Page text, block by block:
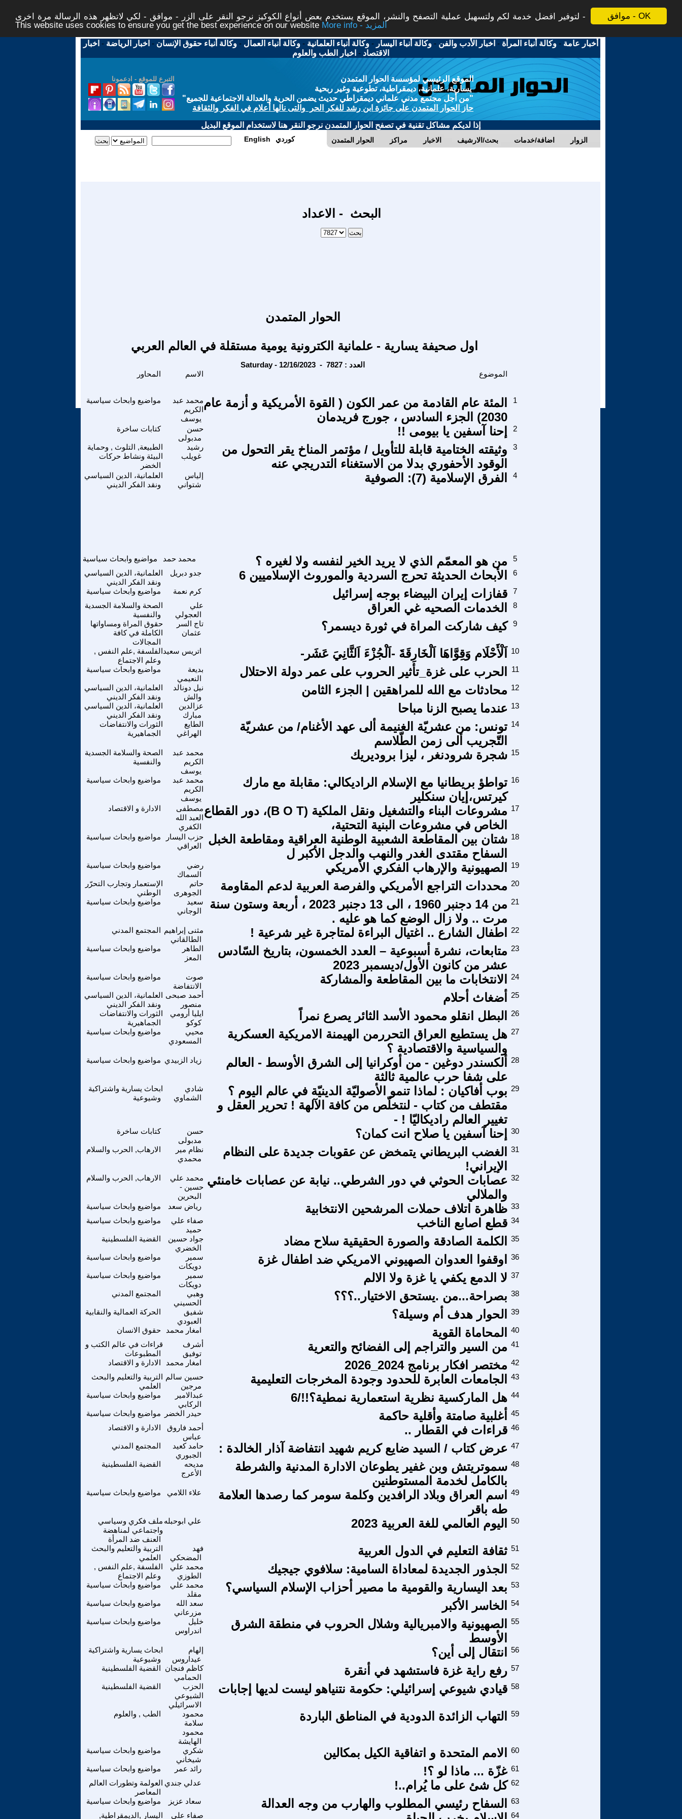
موافق - OK
لتوفير افضل خدمة لكم ولتسهيل عملية التصفح والنشر، الموقع يستخدم بعض أنواع الكوكيز نرجو النقر على الزر - موافق - لكي لاتظهر هذه الرسالة مرة اخرى -
This website uses cookies to ensure you get the best experience on our website
More info - المزيد
أخبار عامة -وكالة أنباء المرأة - اخبار الأدب والفن -وكالة أنباء اليسار -وكالة أنباء العلمانية -وكالة أنباء العمال -وكالة أنباء حقوق الإنسان - اخبار الرياضة - اخبار
الاقتصاد - اخبار الطب والعلوم
التبرع للموقع - ادعمونا
الموقع الرئيسي لمؤسسة الحوار المتمدن
يسارية، علمانية، ديمقراطية، تطوعية وغير ربحية
"من أجل مجتمع مدني علماني ديمقراطي حديث يضمن الحرية والعدالة الاجتماعية للجميع"
حاز الحوار المتمدن على جائزة ابن رشد للفكر الحر والتى نالها أعلام في الفكر والثقافة
إذا لديكم مشاكل تقنية في تصفح الحوار المتمدن نرجو النقر هنا لاستخدام الموقع البديل
الحوار المتمدن مراكز الاخبار بحث/الارشيف اضافة/خدمات الزوار English كوردي
البحث - الاعداد
الحوار المتمدن
اول صحيفة يسارية - علمانية الكترونية يومية مستقلة في العالم العربي
Saturday - 12/16/2023 - العدد : 7827
الاسم الموضوع
مواضيع وابحاث سياسية
محمد عبد
الكريم
يوسف
المئة عام القادمة من عمر الكون ( القوة الأمريكية و أزمة عام
2030) الجزء السادس ، جورج فريدمان
1
كتابات ساخرة
حسن
مدبولى
إحنا آسفين يا بيومى !! 2
الطبيعة, التلوث , وحماية
البيئة ونشاط حركات
الخضر
رشيد
غويلب
وثيقته الختامية قابلة للتأويل / مؤتمر المناخ يقر التحول من
الوقود الأحفوري بدلا من الاستغناء التدريجي عنه
3
العلمانية، الدين السياسي
ونقد الفكر الديني
إلياس
شتواني
الفرق الإسلامية (7): الصوفية 4
مواضيع وابحاث سياسية محمد حمد من هو المعمّم الذي لا يريد الخير لنفسه ولا لغيره ؟
5
العلمانية، الدين السياسي
ونقد الفكر الديني
جدو دبريل الأبحاث الحديثة تحرج السردية والموروث الإسلاميين 6 6
مواضيع وابحاث سياسية كرم نعمة قفازات إيران البيضاء بوجه إسرائيل
7
الصحة والسلامة الجسدية
والنفسية
علي
العجولي
الخدمات الصحيه غي العراق 8
حقوق المراة ومساواتها
الكاملة في كافة
المجالات
تاج السر
عثمان
كيف شاركت المراة في ثورة ديسمر؟ 9
الفلسفة ,علم النفس ,
وعلم الاجتماع
اتريس سعيد اَلْأَحْلَام وَقِوَّاهَا اَلْخَارِقَةَ -اَلْجُزْءَ اَلثَّانِيَ عَشَر- 10
مواضيع وابحاث سياسية
بديعة
النعيمي
الحرب على غزة_تأثير الحروب على عمر دولة الاحتلال 11
العلمانية، الدين السياسي
ونقد الفكر الديني
نيل دونالد
والش
محادثات مع الله للمراهقين | الجزء الثامن 12
العلمانية، الدين السياسي
ونقد الفكر الديني
عزالدين
مبارك
عندما يصبح الزنا مباحا 13
الثورات والانتفاضات
الجماهيرية
الطايع
الهراغي
تونس: من عشريّة الغنيمة ألى عهد الأغنام/ من عشريّة
التّجريب ألى زمن الطّلاسم
14
الصحة والسلامة الجسدية
والنفسية
محمد عبد
الكريم
يوسف
شجرة شرودنغر ، ليزا بروديريك 15
مواضيع وابحاث سياسية
محمد عبد
الكريم
يوسف
تواطؤ بريطانيا مع الإسلام الراديكالي: مقابلة مع مارك
كيرتس،إيان سنكلير
16
الادارة و الاقتصاد
مصطفى
العبد الله
الكفري
مشروعات البناء والتشغيل ونقل الملكية (B O T)، دور القطاع
الخاص في مشروعات البنية التحتية،
17
مواضيع وابحاث سياسية
حزب اليسار
العراقي
شتان بين المقاطعة الشعبية الوطنية العراقية ومقاطعة الخبل
السفاح مقتدى الغدر والنهب والدجل الأكبر ل
18
مواضيع وابحاث سياسية
رضي
السماك
الصهيونية والإرهاب الفكري الأمريكي 19
الإستعمار وتجارب التحرّر
الوطني
حاتم
الجوهرى
محددات التراجع الأمريكي والفرصة العربية لدعم المقاومة 20
مواضيع وابحاث سياسية
سعيد
الوجاني
من 14 دجنبر 1960 ، الى 13 دجنبر 2023 ، أربعة وستون سنة
مرت .. ولا زال الوضع كما هو عليه .
21
المجتمع المدني مثنى إبراهيم
الطالقاني
اطفال الشارع .. اغتيال البراءة لمتاجرة غير شرعية ! 22
مواضيع وابحاث سياسية
الطاهر
المعز
متابعات، نشرة أسبوعية – العدد الخمسون، بتاريخ السّادس
عشر من كانون الأول/ديسمبر 2023
23
مواضيع وابحاث سياسية
صوت
الانتفاضة
الانتخابات ما بين المقاطعة والمشاركة 24
العلمانية، الدين السياسي
ونقد الفكر الديني
أحمد صبحى
منصور
أضغاث أحلام 25
الثورات والانتفاضات
الجماهيرية
ايليا أرومي
كوكو
البطل انقلو محمود الأسد الثائر يصرع نمراً 26
مواضيع وابحاث سياسية
محيي
المسعودي
هل يستطيع العراق التحررمن الهيمنة الامريكية العسكرية
والسياسية والاقتصادية ؟
27
مواضيع وابحاث سياسية زياد الزبيدي
ألكسندر دوغين - من أوكرانيا إلى الشرق الأوسط - العالم
على شفا حرب عالمية ثالثة
28
ابحاث يسارية واشتراكية
وشيوعية
شادي
الشماوي
بوب أفاكيان : لماذا تنمو الأصوليّة الدينيّة في عالم اليوم ؟
مقتطف من كتاب - لنتخلّص من كافة الآلهة ! تحرير العقل و
تغيير العالم راديكاليّا ! -
29
كتابات ساخرة
حسن
مدبولى
إحنا آسفين يا صلاح انت كمان؟ 30
الارهاب, الحرب والسلام
نظام مير
محمدي
الغضب البريطاني يتمخض عن عقوبات جديدة على النظام
الإيراني!
31
الارهاب, الحرب والسلام
محمد علي
حسين -
البحرين
عصابات الحوثي في دور الشرطي.. نيابة عن عصابات خامنئي
والملالي
32
مواضيع وابحاث سياسية رياض سعد ظاهرة اتلاف حملات المرشحين الانتخابية 33
مواضيع وابحاث سياسية
صفاء علي
حميد
قطع اصابع الناخب 34
القضية الفلسطينية
جواد حسين
الخضري
الكلمة الصادقة والصورة الحقيقية سلاح مضاد 35
مواضيع وابحاث سياسية
سمير
دويكات
اوقفوا العدوان الصهيوني الامريكي ضد اطفال غزة 36
مواضيع وابحاث سياسية
سمير
دويكات
لا الدمع يكفي يا غزة ولا الالم 37
المجتمع المدني
وهبي
الحسيني
بصراحة...من .يستحق الاختيار..؟؟؟ 38
الحركة العمالية والنقابية
شفيق
العبودي
الحوار هدف أم وسيلة؟ 39
حقوق الانسان امغار محمد المحاماة القوية
40
قراءات في عالم الكتب و
المطبوعات
أشرف
توفيق
من السير والتراجم إلى الفضائح والتعرية 41
الادارة و الاقتصاد امغار محمد مختصر افكار برنامج 2024_2026 42
التربية والتعليم والبحث
العلمي
حسين سالم
مرجين
الجامعات العابرة للحدود وجودة المخرجات التعليمية 43
مواضيع وابحاث سياسية
عبدالامير
الركابي
هل الماركسية نظرية استعمارية نمطية؟!!/6 44
مواضيع وابحاث سياسية حيدر الخضر أغلبية صامتة وأقلية حاكمة
45
الادارة و الاقتصاد
أحمد فاروق
عباس
قراءات في القطار .. 46
المجتمع المدني
حامد كعيد
الجبوري
عرض كتاب / السيد ضايع كريم شهيد انتفاضة آذار الخالدة : 47
القضية الفلسطينية
مديحه
الأعرج
سموتريتش وبن غفير يطوعان الادارة المدنية والشرطة
بالكامل لخدمة المستوطنين
48
مواضيع وابحاث سياسية علاء اللامي
اسم العراق وبلاد الرافدين وكلمة سومر كما رصدها العلامة
طه باقر
49
ملف فكري وسياسي
واجتماعي لمناهضة
العنف ضد المرأة
علي ابوحبله اليوم العالمي للغة العربية 2023 50
التربية والتعليم والبحث
العلمي
فهد
المضحكي
ثقافة التعليم في الدول العربية 51
الفلسفة ,علم النفس ,
وعلم الاجتماع
محمد علي
الطوزي
الجذور الجديدة لمعاداة السامية: سلافوي جيجيك 52
مواضيع وابحاث سياسية
محمد علي
مقلد
بعد اليسارية والقومية ما مصير أحزاب الإسلام السياسي؟ 53
مواضيع وابحاث سياسية
سعد الله
مزرعاني
الخاسر الأكبر 54
مواضيع وابحاث سياسية
خليل
اندراوس
الصهيونية والامبريالية وشلال الحروب في منطقة الشرق
الأوسط
55
ابحاث يسارية واشتراكية
وشيوعية
إلهام
عيداروس
انتقال إلى أين؟ 56
القضية الفلسطينية كاظم فنجان
الحمامي
رفع راية غزة فاستشهد في أنقرة 57
القضية الفلسطينية
الحزب
الشيوعي
الاسرائيلي
قيادي شيوعي إسرائيلي: حكومة نتنياهو ليست لديها إجابات 58
الطب , والعلوم
محمود
سلامة
محمود
الهايشة
التهاب الزائدة الدودية في المناطق الباردة 59
مواضيع وابحاث سياسية
شكري
شيخاني
الامم المتحدة و اتفاقية الكيل بمكالين 60
مواضيع وابحاث سياسية رائد عمر غزّة ... ماذا لو ؟! 61
العولمة وتطورات العالم
المعاصر
عدلي جندي كل شئ على ما يُرام..! 62
مواضيع وابحاث سياسية سعاد عزيز السفاح رئيسي المطلوب والهارب من وجه العدالة
63
اليسار ,الديمقراطية,
صفاء علي 64